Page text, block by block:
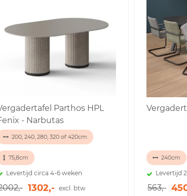
Parthos HPL
- Narbutas
200, 240, 280, 320 of 420cm
75,8cm
Levertijd circa 4-6 weken
1302,- excl. btw
240cm
Levertijd
563,-